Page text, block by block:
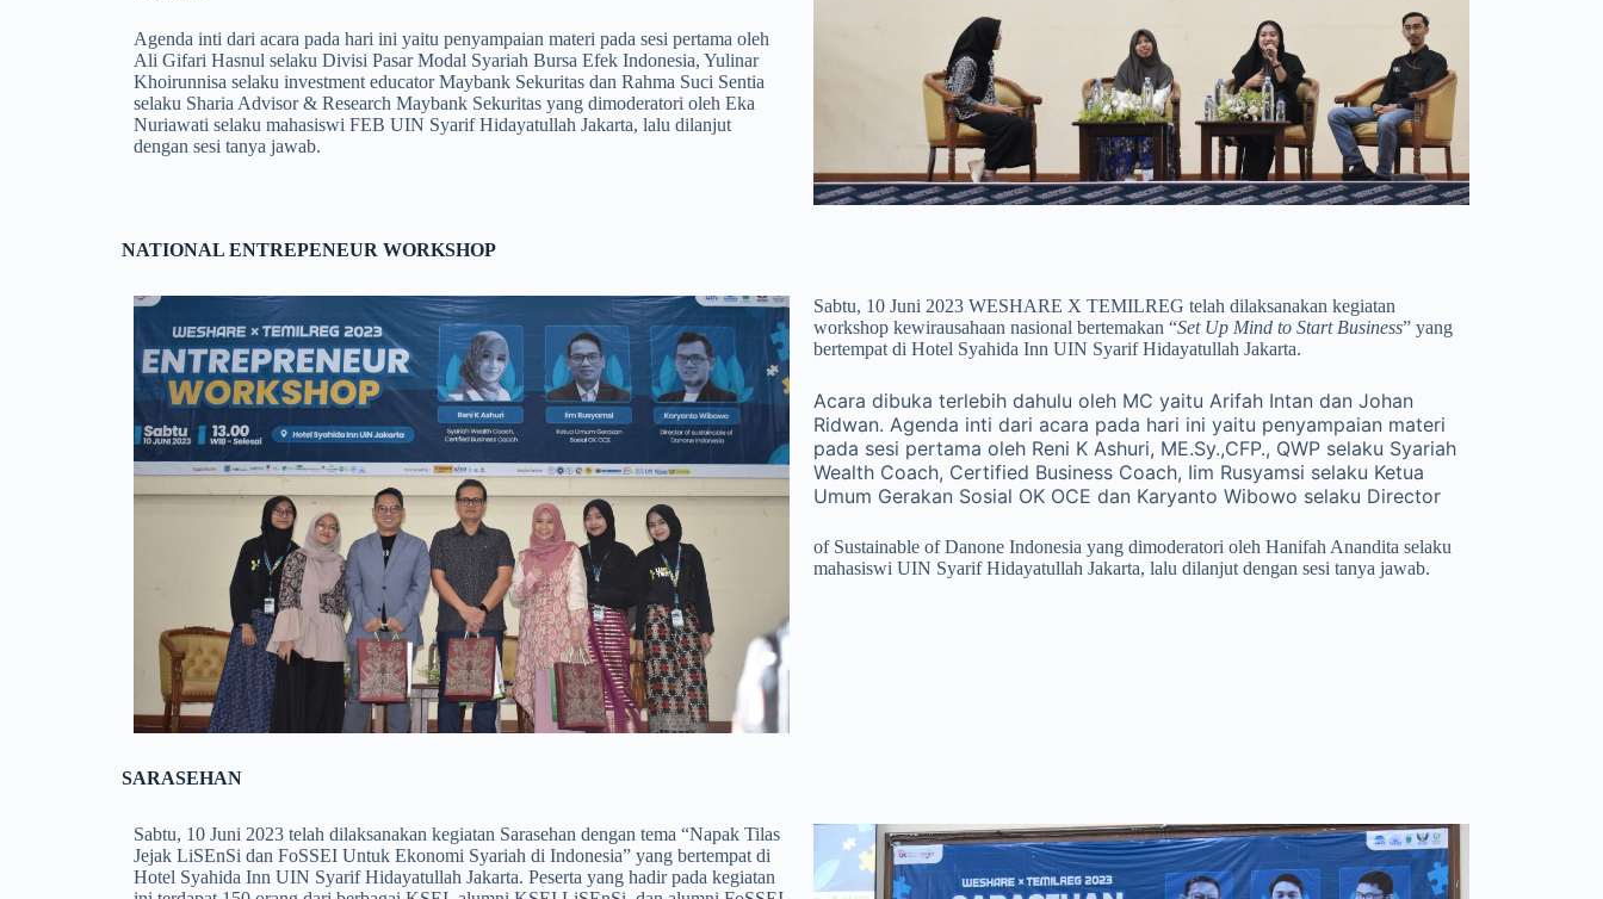
Agenda inti dari acara pada hari ini yaitu penyampaian materi pada sesi pertama oleh
Ali Gifari Hasnul selaku Divisi Pasar Modal Syariah Bursa Efek Indonesia, Yulinar
Khoirunnisa selaku investment educator Maybank Sekuritas dan Rahma Suci Sentia
selaku Sharia Advisor & Research Maybank Sekuritas yang dimoderatori oleh Eka
Nuriawati selaku mahasiswi FEB UIN Syarif Hidayatullah Jakarta, lalu dilanjut
dengan sesi tanya jawab.
NATIONAL ENTREPENEUR WORKSHOP
Sabtu, 10 Juni 2023 WESHARE X TEMILREG telah dilaksanakan kegiatan
workshop kewirausahaan nasional bertemakan “Set Up Mind to Start Business” yang
bertempat di Hotel Syahida Inn UIN Syarif Hidayatullah Jakarta.
Acara dibuka terlebih dahulu oleh MC yaitu Arifah Intan dan Johan
Ridwan. Agenda inti dari acara pada hari ini yaitu penyampaian materi
pada sesi pertama oleh Reni K Ashuri, ME.Sy.,CFP., QWP selaku Syariah
Wealth Coach, Certified Business Coach, Iim Rusyamsi selaku Ketua
Umum Gerakan Sosial OK OCE dan Karyanto Wibowo selaku Director
of Sustainable of Danone Indonesia yang dimoderatori oleh Hanifah Anandita selaku
mahasiswi UIN Syarif Hidayatullah Jakarta, lalu dilanjut dengan sesi tanya jawab.
SARASEHAN
Sabtu, 10 Juni 2023 telah dilaksanakan kegiatan Sarasehan dengan tema “Napak Tilas
Jejak LiSEnSi dan FoSSEI Untuk Ekonomi Syariah di Indonesia” yang bertempat di
Hotel Syahida Inn UIN Syarif Hidayatullah Jakarta. Peserta yang hadir pada kegiatan